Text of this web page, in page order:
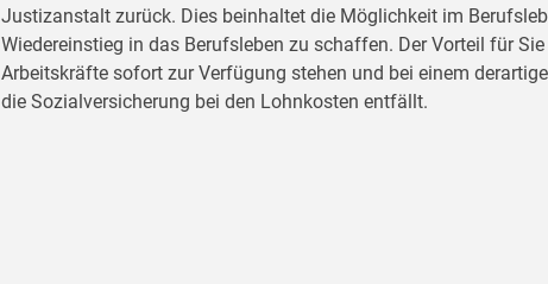
Justizanstalt zurück. Dies beinhaltet die Möglichkeit im
Wiedereinstieg in das Berufsleben zu schaffen. Der Vorteil für
Arbeitskräfte sofort zur Verfügung stehen und bei einem
die Sozialversicherung bei den Lohnkosten entfällt.